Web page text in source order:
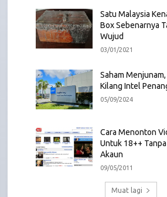
Satu Malaysia
Box Sebenarnya
Wujud
03/01/2021
Saham
Kilang Intel
05/09/2024
Cara Menonton
Untuk 18++
Akaun
09/05/2011
Muat lagi